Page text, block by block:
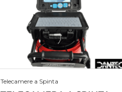
Telecamere a Spinta